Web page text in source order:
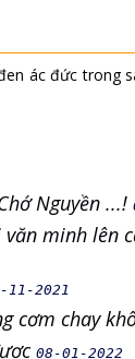
ác đức trong
Nguyền ...!
minh lên
11-2021
cơm chay
08-01-2022